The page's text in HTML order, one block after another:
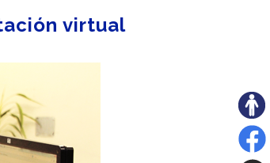
virtual